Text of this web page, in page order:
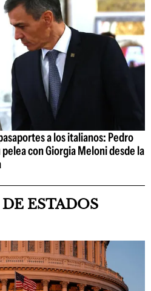
a los italianos: Pedro
con Giorgia Meloni desde la
ESTADOS